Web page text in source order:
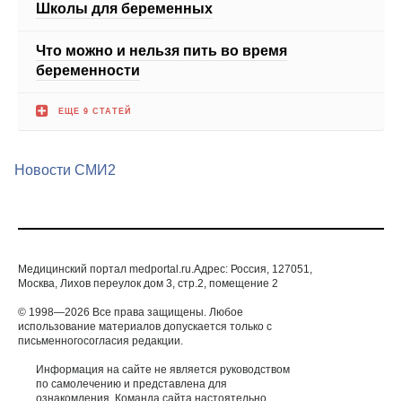
беременности
ЕЩЕ 9 СТАТЕЙ
Новости СМИ2
Москва, Лихов переулок дом 3, стр.2, помещение 2
использование материалов допускается только с
письменногосогласия редакции.
Информация на сайте не является руководством
по самолечению и представлена для
ознакомления. Команда сайта настоятельно
специалисту при подозрении какого-либо
заболевания.